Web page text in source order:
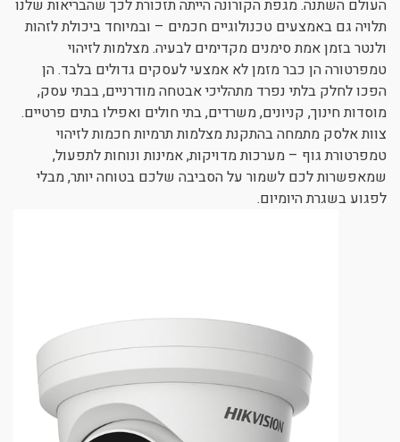
brightness_low ניגודיות כהה
format_underlined הוסף קו תחתון לקישורים
סמן קישורים
לאפס את כל האפשרויות
העולם השתנה. מגפת הקורונה הייתה תזכורת לכך שהבריאות שלנו
תלויה גם באמצעים טכנולוגיים חכמים – ובמיוחד ביכולת לזהות
ולנטר בזמן אמת סימנים מקדימים לבעיה. מצלמות לזיהוי
טמפרטורה הן כבר מזמן לא אמצעי לעסקים גדולים בלבד. הן
הפכו לחלק בלתי נפרד מתהליכי אבטחה מודרניים, בבתי עסק,
מוסדות חינוך, קניונים, משרדים, בתי חולים ואפילו בתים פרטיים.
צוות אלסק מתמחה בהתקנת מצלמות תרמיות חכמות לזיהוי
טמפרטורת גוף – מערכות מדויקות, אמינות ונוחות לתפעול,
שמאפשרות לכם לשמור על הסביבה שלכם בטוחה יותר, מבלי
לפגוע בשגרת היומיום.